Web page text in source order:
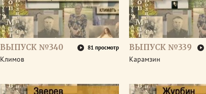
ВЫПУСК №340 81 просмотр
Климов
ВЫПУСК №339
Карамзин